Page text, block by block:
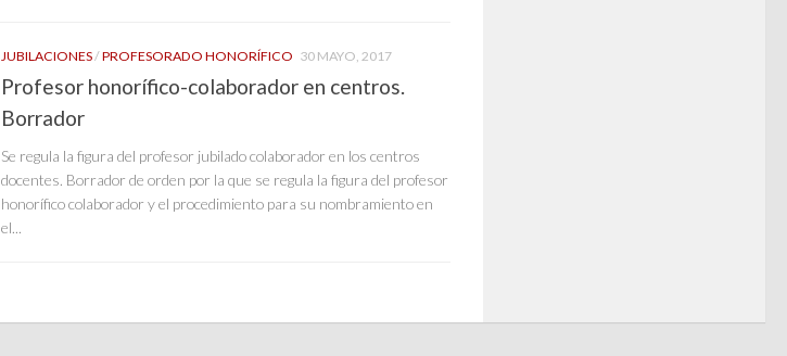
JUBILACIONES/PROFESORADO HONORÍFICO 30 MAYO, 2017
Profesor honorífico-colaborador en centros.
Borrador
Se regula la figura del profesor jubilado colaborador en los centros
docentes. Borrador de orden por la que se regula la figura del profesor
honorífico colaborador y el procedimiento para su nombramiento en
el...